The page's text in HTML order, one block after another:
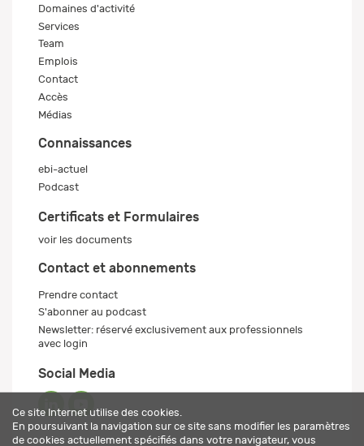
Domaines d'activité
Services
Team
Emplois
Contact
Accès
Médias
Connaissances
ebi-actuel
Podcast
Certificats et Formulaires
voir les documents
Contact et abonnements
Prendre contact
S'abonner au podcast
Newsletter: réservé exclusivement aux professionnels
avec login
Social Media
Ce site Internet utilise des cookies.
En poursuivant la navigation sur ce site sans modifier les paramètres
de cookies actuellement spécifiés dans votre navigateur, vous